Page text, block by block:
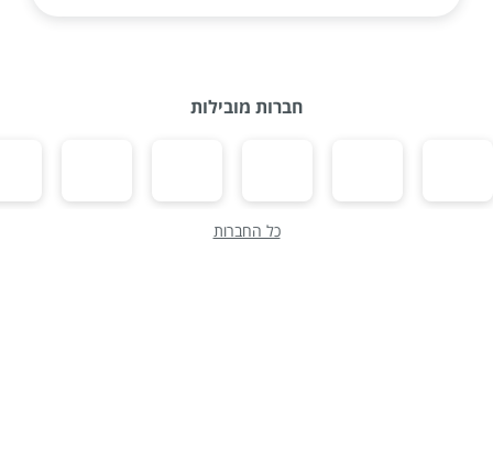
חברות מובילות
כל החברות